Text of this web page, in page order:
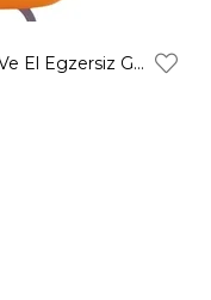
Hand Master Parmak Ve El Egzersiz Güçlendirme - Turuncu